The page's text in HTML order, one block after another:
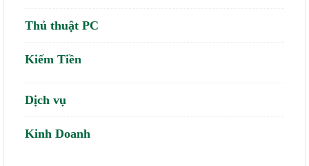
Thủ thuật PC
Kiếm Tiền
Dịch vụ
Kinh Doanh